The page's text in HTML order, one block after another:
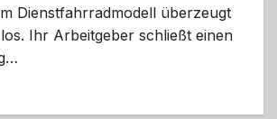
Dienstfahrradmodell überzeugt
los. Ihr Arbeitgeber schließt einen